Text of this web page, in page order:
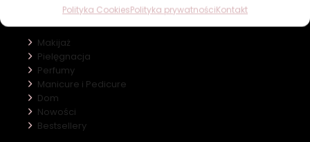
Polityka CookiesPolityka prywatnościKontakt
Kategorie
Makijaż
Pielęgnacja
Perfumy
Manicure i Pedicure
Dom
Nowości
Bestsellery